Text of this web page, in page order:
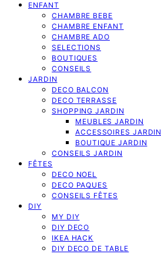
ENFANT
CHAMBRE BEBE
CHAMBRE ENFANT
CHAMBRE ADO
SELECTIONS
BOUTIQUES
CONSEILS
JARDIN
DECO BALCON
DECO TERRASSE
SHOPPING JARDIN
MEUBLES JARDIN
ACCESSOIRES JARDIN
BOUTIQUE JARDIN
CONSEILS JARDIN
FÊTES
DECO NOEL
DECO PAQUES
CONSEILS FÊTES
DIY
MY DIY
DIY DECO
IKEA HACK
DIY DECO DE TABLE